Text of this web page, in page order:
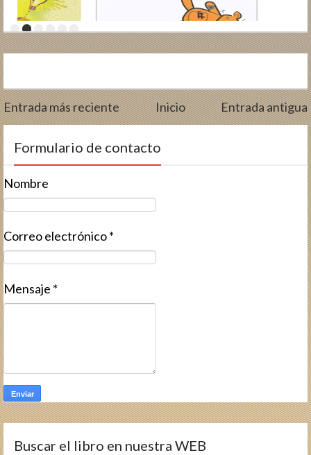
Entrada más reciente Inicio Entrada antigua
Formulario de contacto
Nombre
Correo electrónico*
Mensaje *
Buscar el libro en nuestra WEB